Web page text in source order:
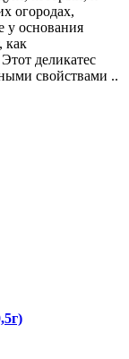
огородах,
у основания
как
деликатес
свойствами ..